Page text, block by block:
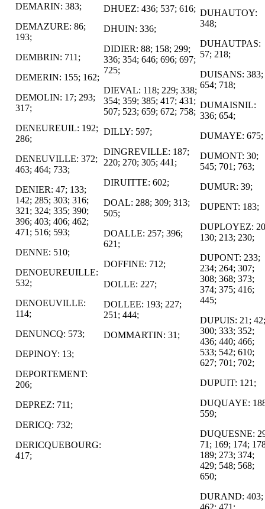
DEMARIN: 383;
DEMAZURE: 86;
193;
DEMBRIN: 711;
DEMERIN: 155; 162;
DEMOLIN: 17; 293;
317;
DENEUREUIL: 192;
286;
DENEUVILLE: 372;
463; 464; 733;
DENIER: 47; 133;
142; 285; 303; 316;
321; 324; 335; 390;
396; 403; 406; 462;
471; 516; 593;
DENNE: 510;
DENOEUREUILLE:
532;
DENOEUVILLE:
114;
DENUNCQ: 573;
DEPINOY: 13;
DEPORTEMENT:
206;
DEPREZ: 711;
DERICQ: 732;
DERICQUEBOURG:
417;
DHUEZ: 436; 537; 616;
DHUIN: 336;
DIDIER: 88; 158; 299;
336; 354; 646; 696; 697;
725;
DIEVAL: 118; 229; 338;
354; 359; 385; 417; 431;
507; 523; 659; 672; 758;
DILLY: 597;
DINGREVILLE: 187;
220; 270; 305; 441;
DIRUITTE: 602;
DOAL: 288; 309; 313;
505;
DOALLE: 257; 396;
621;
DOFFINE: 712;
DOLLE: 227;
DOLLEE: 193; 227;
251; 444;
DOMMARTIN: 31;
DUHAUTOY:
348;
DUHAUTPAS:
57; 218;
DUISANS: 383;
654; 718;
DUMAISNIL:
336; 654;
DUMAYE: 675;
DUMONT: 30;
545; 701; 763;
DUMUR: 39;
DUPENT: 183;
DUPLOYEZ:
130; 213; 230;
DUPONT: 233;
234; 264; 307;
308; 368; 373;
374; 375; 416;
445;
DUPUIS: 21; 42;
300; 333; 352;
436; 440; 466;
533; 542; 610;
627; 701; 702;
DUPUIT: 121;
DUQUAYE:
559;
DUQUESNE:
71; 169; 174;
189; 273; 374;
429; 548; 568;
650;
DURAND: 403;
462; 471;